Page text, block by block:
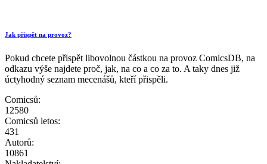
Jak přispět na provoz?
Pokud chcete přispět libovolnou částkou na provoz ComicsDB, na
odkazu výše najdete proč, jak, na co a co za to. A taky dnes již
úctyhodný seznam mecenášů, kteří přispěli.
Comicsů:
12580
Comicsů letos:
431
Autorů:
10861